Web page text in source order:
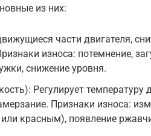
из них:
части двигателя,
износа: потемнение,
снижение уровня.
Регулирует температуру
Признаки износа:
красным), появление